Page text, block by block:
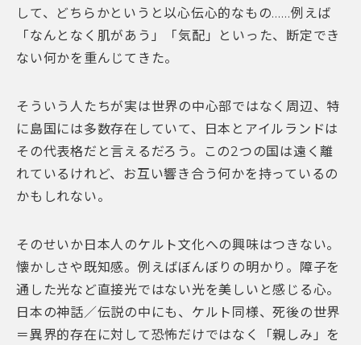
して、どちらかというと以心伝心的なもの……例えば
「なんとなく肌があう」「気配」といった、断定でき
ない何かを重んじてきた。
そういう人たちが実は世界の中心部ではなく周辺、特
に島国には多数存在していて、日本とアイルランドは
その代表格だと言えるだろう。この2つの国は遠く離
れているけれど、お互い響き合う何かを持っているの
かもしれない。
そのせいか日本人のケルト文化への興味はつきない。
懐かしさや既知感。例えばぼんぼりの明かり。障子を
通した光など直接光ではない光を美しいと感じる心。
日本の神話／伝説の中にも、ケルト同様、死後の世界
＝異界的存在に対して恐怖だけではなく「親しみ」を